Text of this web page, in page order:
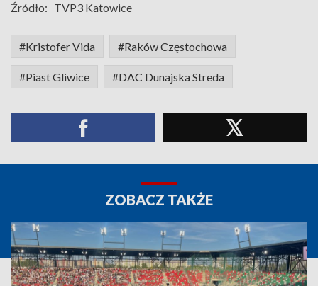
Źródło: TVP3 Katowice
#Kristofer Vida #Raków Częstochowa
#Piast Gliwice #DAC Dunajska Streda
ZOBACZ TAKŻE